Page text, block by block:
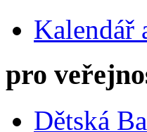
Kalendář
pro
Dětská